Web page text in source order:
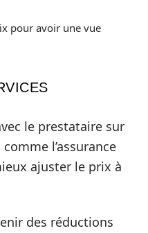
pour avoir une vue
le prestataire sur
l’assurance
ajuster le prix à
des réductions